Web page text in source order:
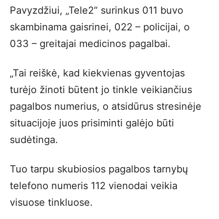
Pavyzdžiui, „Tele2“ surinkus 011 buvo
skambinama gaisrinei, 022 – policijai, o
033 – greitajai medicinos pagalbai.
„Tai reiškė, kad kiekvienas gyventojas
turėjo žinoti būtent jo tinkle veikiančius
pagalbos numerius, o atsidūrus stresinėje
situacijoje juos prisiminti galėjo būti
sudėtinga.
Tuo tarpu skubiosios pagalbos tarnybų
telefono numeris 112 vienodai veikia
visuose tinkluose.